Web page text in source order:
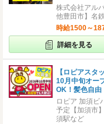
株式会社アル
他豊田市】名
時給1500～
詳細を見る
【ロピアスタ
10月中旬オー
OK！髪色自由
ロピア 加須ビ
予定【加須市
須駅など